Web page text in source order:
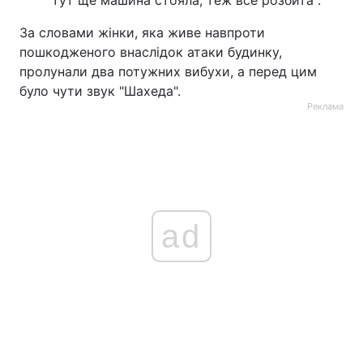
За словами жінки, яка живе навпроти
пошкодженого внаслідок атаки будинку,
пролунали два потужних вибухи, а перед цим
було чути звук "Шахеда".
Реклама
ad